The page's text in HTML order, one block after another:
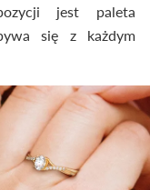
jest paleta
się z każdym